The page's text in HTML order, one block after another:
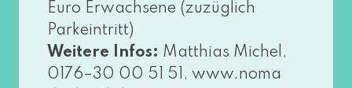
Euro Erwachsene (zuzüg­lich
Parkeintritt)
Weitere Infos: Matthias Michel,
0176–30 00 51 51, www​.noma​